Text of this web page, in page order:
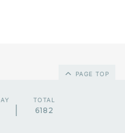
PAGE TOP
TOTAL
6182